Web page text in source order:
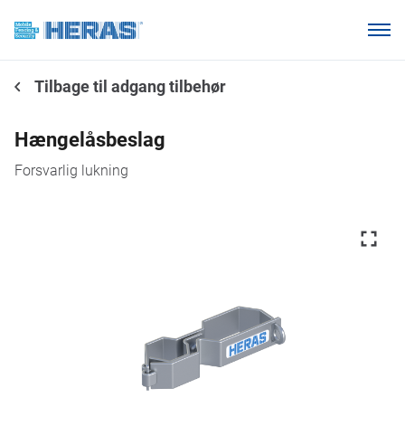
Hvorfor Heras Mobilhegn?
Produkter
Vidensbase
Tilbage til adgang tilbehør
Hængelåsbeslag
Forsvarlig lukning